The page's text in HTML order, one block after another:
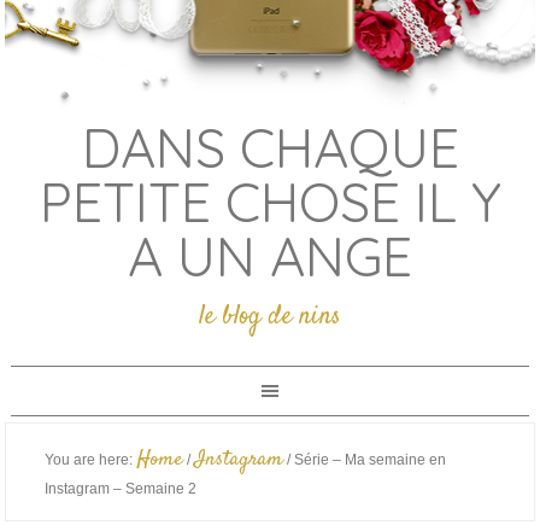
DANS CHAQUE
PETITE CHOSE IL Y
A UN ANGE
le blog de nins
You are here: Home / Instagram /Série – Ma semaine en
Instagram – Semaine 2